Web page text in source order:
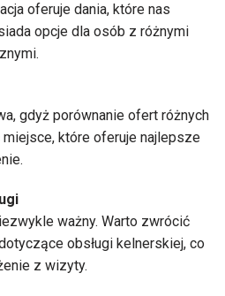
oferuje dania, które nas
opcje dla osób z różnymi
gdyż porównanie ofert różnych
które oferuje najlepsze
ważny. Warto zwrócić
obsługi kelnerskiej, co
z wizyty.